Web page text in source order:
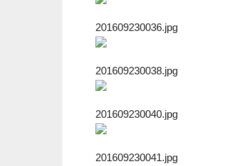
201609230036.jpg
201609230038.jpg
201609230040.jpg
201609230041.jpg